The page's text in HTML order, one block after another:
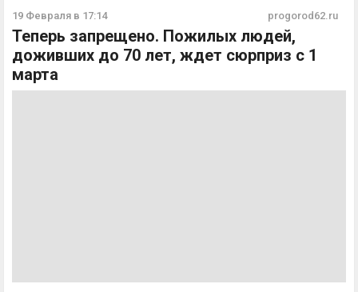
19 Февраля в 17:14 progorod62.ru
Теперь запрещено. Пожилых людей,
доживших до 70 лет, ждет сюрприз с 1
марта